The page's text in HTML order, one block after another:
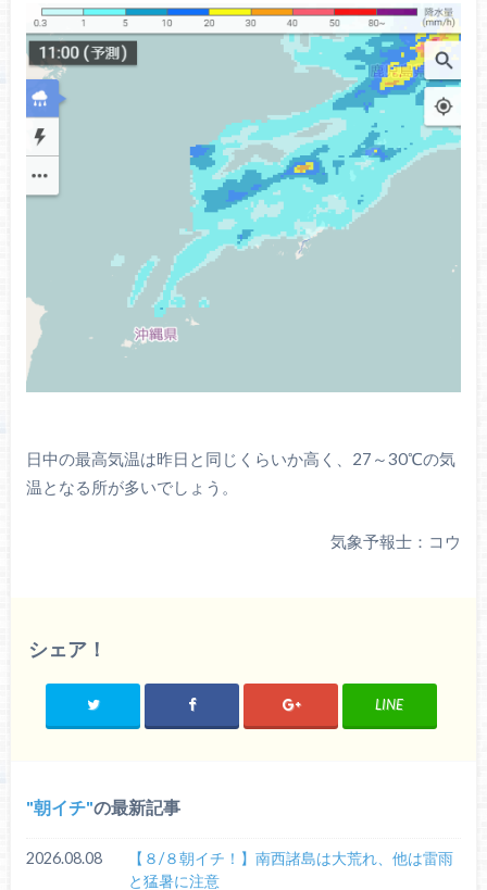
日中の最高気温は昨日と同じくらいか高く、27～30℃の気
温となる所が多いでしょう。
気象予報士：コウ
シェア！
LINE
朝イチ の最新記事
2026.08.08
【８/８朝イチ！】南西諸島は大荒れ、他は雷雨
と猛暑に注意